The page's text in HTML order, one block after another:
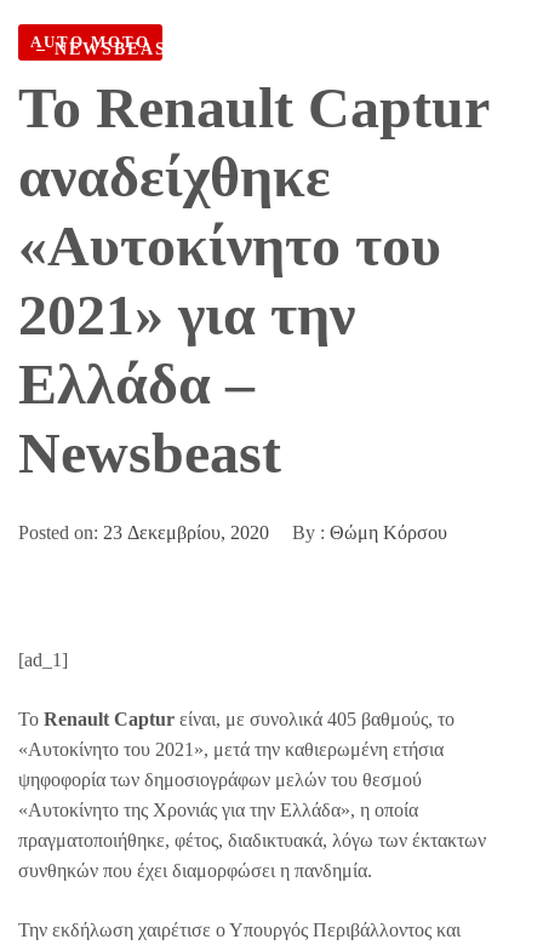
– NEWSBEAST
AUTO MOTO
Το Renault Captur
αναδείχθηκε
«Αυτοκίνητο του
2021» για την
Ελλάδα –
Newsbeast
Posted on: 23 Δεκεμβρίου, 2020 By : Θώμη Κόρσου
[ad_1]
Το Renault Captur είναι, με συνολικά 405 βαθμούς, το
«Αυτοκίνητο του 2021», μετά την καθιερωμένη ετήσια
ψηφοφορία των δημοσιογράφων μελών του θεσμού
«Αυτοκίνητο της Χρονιάς για την Ελλάδα», η οποία
πραγματοποιήθηκε, φέτος, διαδικτυακά, λόγω των έκτακτων
συνθηκών που έχει διαμορφώσει η πανδημία.
Την εκδήλωση χαιρέτισε ο Υπουργός Περιβάλλοντος και